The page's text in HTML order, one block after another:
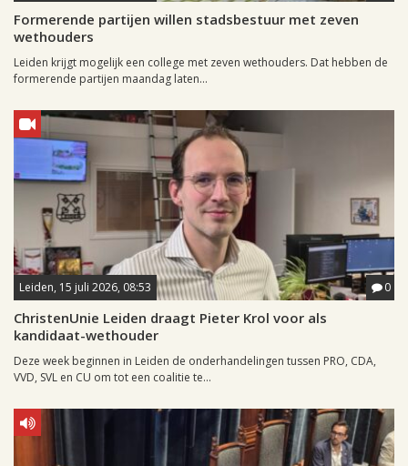
Formerende partijen willen stadsbestuur met zeven
wethouders
Leiden krijgt mogelijk een college met zeven wethouders. Dat hebben de
formerende partijen maandag laten...
Leiden, 15 juli 2026, 08:53 0
ChristenUnie Leiden draagt Pieter Krol voor als
kandidaat-wethouder
Deze week beginnen in Leiden de onderhandelingen tussen PRO, CDA,
VVD, SVL en CU om tot een coalitie te...